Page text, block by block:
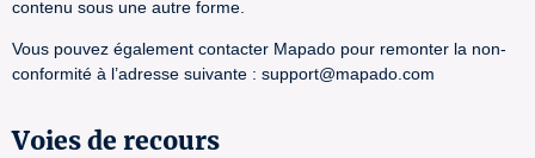
contenu sous une autre forme.
Vous pouvez également contacter Mapado pour remonter la non-
conformité à l’adresse suivante : support@mapado.com
Voies de recours